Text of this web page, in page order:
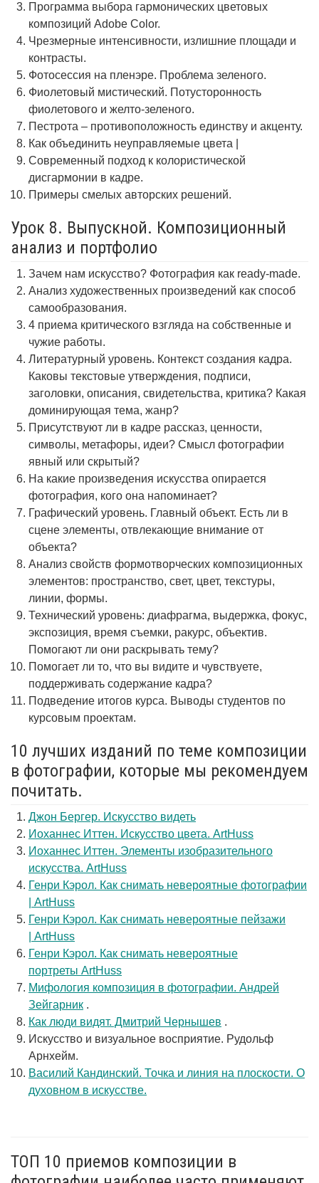
Программа выбора гармонических цветовых
композиций Adobe Color.
Чрезмерные интенсивности, излишние площади и
контрасты.
Фотосессия на пленэре. Проблема зеленого.
Фиолетовый мистический. Потусторонность
фиолетового и желто-зеленого.
Пестрота – противоположность единству и акценту.
Как объединить неуправляемые цвета |
Современный подход к колористической
дисгармонии в кадре.
Примеры смелых авторских решений.
Урок 8. Выпускной. Композиционный
анализ и портфолио
Зачем нам искусство? Фотография как ready-made.
Анализ художественных произведений как способ
самообразования.
4 приема критического взгляда на собственные и
чужие работы.
Литературный уровень. Контекст создания кадра.
Каковы текстовые утверждения, подписи,
заголовки, описания, свидетельства, критика? Какая
доминирующая тема, жанр?
Присутствуют ли в кадре рассказ, ценности,
символы, метафоры, идеи? Смысл фотографии
явный или скрытый?
На какие произведения искусства опирается
фотография, кого она напоминает?
Графический уровень. Главный объект. Есть ли в
сцене элементы, отвлекающие внимание от
объекта?
Анализ свойств формотворческих композиционных
элементов: пространство, свет, цвет, текстуры,
линии, формы.
Технический уровень: диафрагма, выдержка, фокус,
экспозиция, время съемки, ракурс, объектив.
Помогают ли они раскрывать тему?
Помогает ли то, что вы видите и чувствуете,
поддерживать содержание кадра?
Подведение итогов курса. Выводы студентов по
курсовым проектам.
10 лучших изданий по теме композиции
в фотографии, которые мы рекомендуем
почитать.
Джон Бергер. Искусство видеть
Иоханнес Иттен. Искусство цвета. ArtHuss
Иоханнес Иттен. Элементы изобразительного
искусства. ArtHuss
Генри Кэрол. Как снимать невероятные фотографии
| ArtHuss
Генри Кэрол. Как снимать невероятные пейзажи
| ArtHuss
Генри Кэрол. Как снимать невероятные
портреты ArtHuss
Мифология композиция в фотографии. Андрей
Зейгарник .
Как люди видят. Дмитрий Чернышев .
Искусство и визуальное восприятие. Рудольф
Арнхейм.
Василий Кандинский. Точка и линия на плоскости. О
духовном в искусстве.
ТОП 10 приемов композиции в